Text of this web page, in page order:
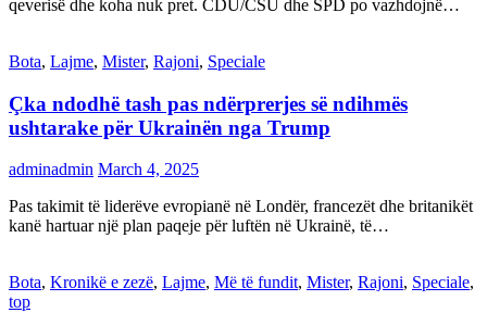
qeverisë dhe koha nuk pret. CDU/CSU dhe SPD po vazhdojnë…
Bota, Lajme, Mister, Rajoni, Speciale
Çka ndodhë tash pas ndërprerjes së ndihmës
ushtarake për Ukrainën nga Trump
adminadmin March 4, 2025
Pas takimit të liderëve evropianë në Londër, francezët dhe britanikët
kanë hartuar një plan paqeje për luftën në Ukrainë, të…
Bota, Kronikë e zezë, Lajme, Më të fundit, Mister, Rajoni, Speciale,
top